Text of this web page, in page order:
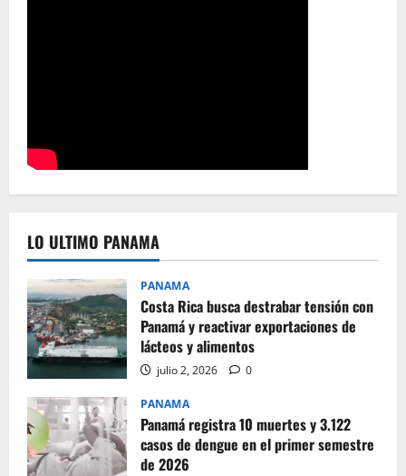
LO ULTIMO PANAMA
PANAMA
Costa Rica busca destrabar tensión con
Panamá y reactivar exportaciones de
lácteos y alimentos
julio 2, 2026 0
PANAMA
Panamá registra 10 muertes y 3.122
casos de dengue en el primer semestre
de 2026